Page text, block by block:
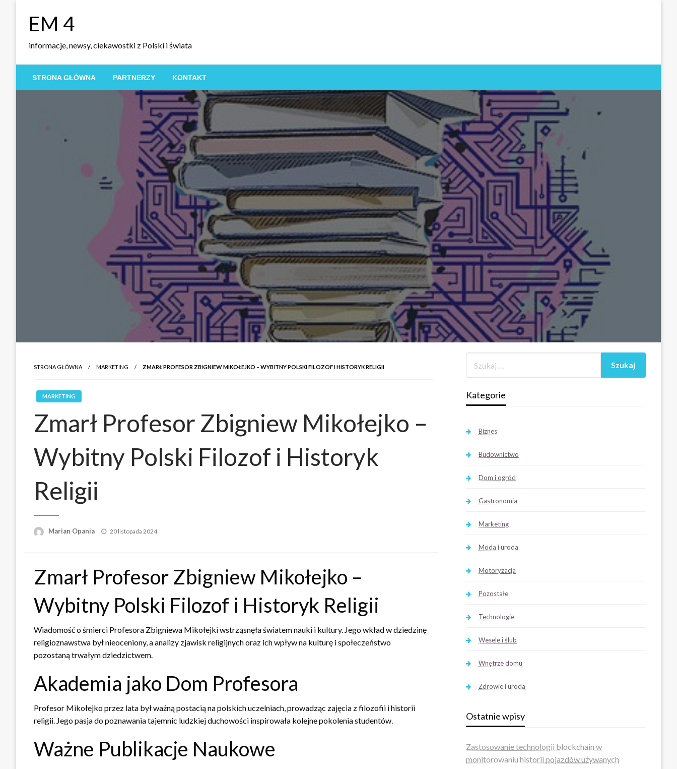
EM 4
informacje, newsy, ciekawostki z Polski i świata
STRONA GŁÓWNA PARTNERZY KONTAKT
STRONA GŁÓWNA MARKETING ZMARŁ PROFESOR ZBIGNIEW MIKOŁEJKO – WYBITNY POLSKI FILOZOF I HISTORYK RELIGII
MARKETING
Zmarł Profesor Zbigniew Mikołejko –
Wybitny Polski Filozof i Historyk
Religii
Marian Opania
Opublikowane
20 listopada 2024
Zmarł Profesor Zbigniew Mikołejko –
Wybitny Polski Filozof i Historyk Religii
Wiadomość o śmierci Profesora Zbigniewa Mikołejki wstrząsnęła światem nauki i kultury. Jego wkład w dziedzinę
religioznawstwa był nieoceniony, a analizy zjawisk religijnych oraz ich wpływ na kulturę i społeczeństwo
pozostaną trwałym dziedzictwem.
Akademia jako Dom Profesora
Profesor Mikołejko przez lata był ważną postacią na polskich uczelniach, prowadząc zajęcia z filozofii i historii
religii. Jego pasja do poznawania tajemnic ludzkiej duchowości inspirowała kolejne pokolenia studentów.
Ważne Publikacje Naukowe
Kategorie
Biznes
Budownictwo
Dom i ogród
Gastronomia
Marketing
Moda i uroda
Motoryzacja
Pozostałe
Technologie
Wesele i ślub
Wnętrze domu
Zdrowie i uroda
Ostatnie wpisy
Zastosowanie technologii blockchain w
monitorowaniu historii pojazdów używanych